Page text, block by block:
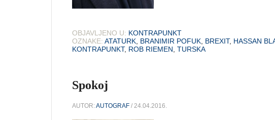
OBJAVLJENO U: KONTRAPUNKT
OZNAKE: ATATURK BRANIMIR POFUK BREXIT, HASSAN
KONTRAPUNKT, ROB RIEMEN TURSKA
Spokoj
AUTOR:AUTOGRAF / 24.04.2016.